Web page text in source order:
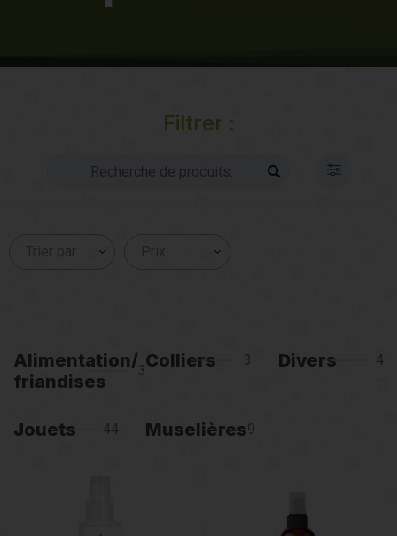
Filtrer :
Alimentation/
friandises
3Colliers 3 Divers 4
Jouets 44 Muselières9